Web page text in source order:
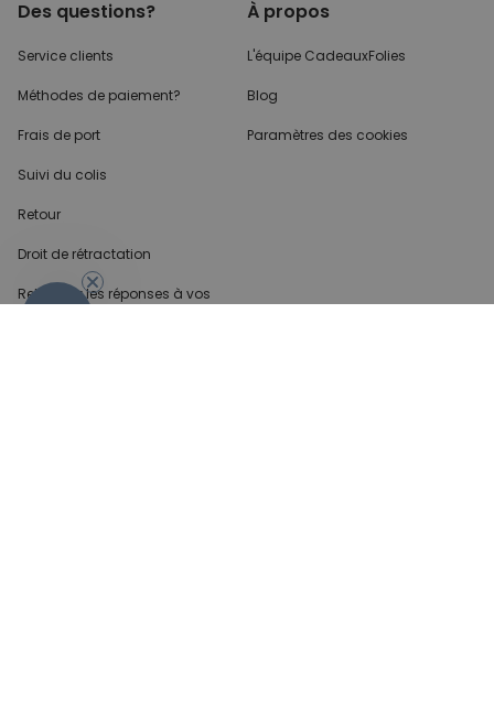
Des questions?
Service clients
Méthodes de paiement?
Frais de port
Suivi du colis
Retour
Droit de rétractation
Retrouvez les réponses à vos
À propos
L'équipe CadeauxFolies
Blog
Paramètres des cookies
- 10 %